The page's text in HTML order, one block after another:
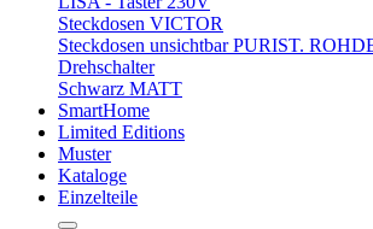
Steckdosen VICTOR
Steckdosen unsichtbar PURIST.
Drehschalter
Schwarz MATT
SmartHome
Limited Editions
Muster
Kataloge
Einzelteile